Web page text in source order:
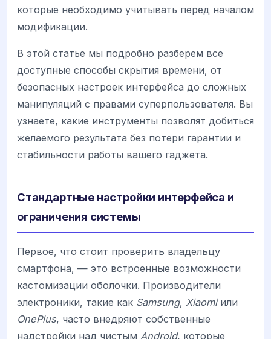
которые необходимо учитывать перед началом
модификации.
В этой статье мы подробно разберем все
доступные способы скрытия времени, от
безопасных настроек интерфейса до сложных
манипуляций с правами суперпользователя. Вы
узнаете, какие инструменты позволят добиться
желаемого результата без потери гарантии и
стабильности работы вашего гаджета.
Стандартные настройки интерфейса и
ограничения системы
Первое, что стоит проверить владельцу
смартфона, — это встроенные возможности
кастомизации оболочки. Производители
электроники, такие как Samsung, Xiaomiили
OnePlus, часто внедряют собственные
надстройки над чистым Android, которые